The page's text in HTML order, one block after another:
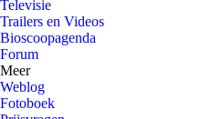
Televisie
Trailers en Videos
Bioscoopagenda
Forum
Meer
Weblog
Fotoboek